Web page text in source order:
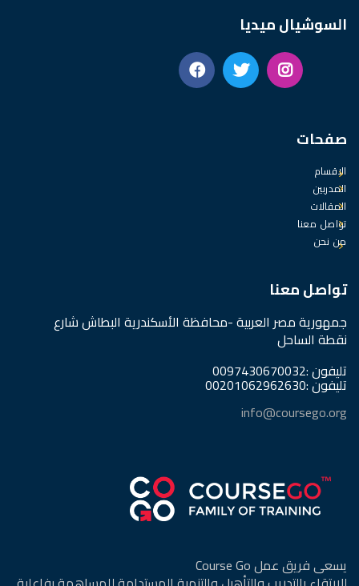
السوشيال ميديا
صفحات
الاقسام
المدربين
المقالات
تواصل معنا
من نحن
تواصل معنا
جمهورية مصر العربية -محافظة الأسكندرية البطاش شارع
نقطة الساحل
تليفون :0097430670032
تليفون :00201062962630
info@coursego.org
يسعى فريق عمل Course Go